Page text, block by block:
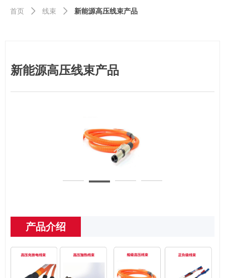
首页 ꄲ 线束 ꄲ 新能源高压线束产品
新能源高压线束产品
产品介绍